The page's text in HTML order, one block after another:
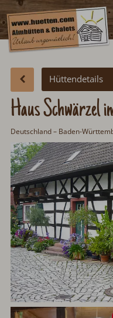
Hüttendetails
Haus Schwärzel
Deutschland– Baden-